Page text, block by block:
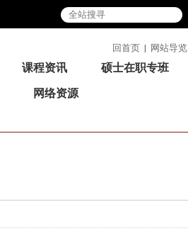
回首页 | 网站导览
课程资讯
硕士在职专班
网络资源